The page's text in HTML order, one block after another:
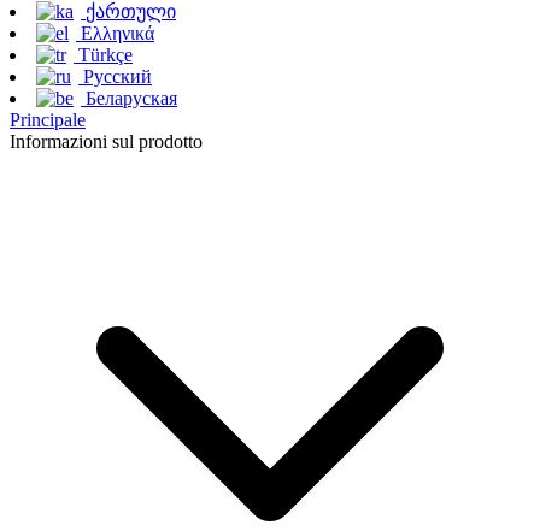
ქართული
Ελληνικά
Türkçe
Русский
Беларуская
Principale
Informazioni sul prodotto